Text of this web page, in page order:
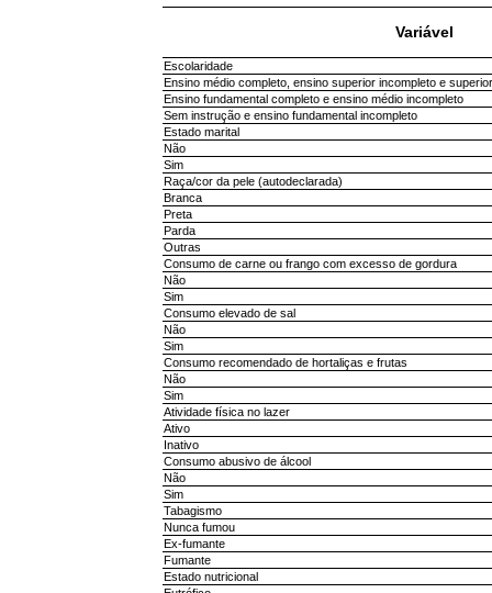
Variável
Escolaridade
Ensino médio completo, ensino superior incompleto e
Ensino fundamental completo e ensino médio incompleto
Sem instrução e ensino fundamental incompleto
Estado marital
Não
Sim
Raça/cor da pele (autodeclarada)
Branca
Preta
Parda
Outras
Consumo de carne ou frango com excesso de gordura
Não
Sim
Consumo elevado de sal
Não
Sim
Consumo recomendado de hortaliças e frutas
Não
Sim
Atividade física no lazer
Ativo
Inativo
Consumo abusivo de álcool
Não
Sim
Tabagismo
Nunca fumou
Ex-fumante
Fumante
Estado nutricional